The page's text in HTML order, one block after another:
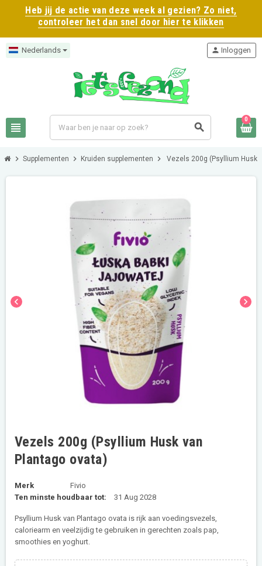
Heb jij de actie van deze week al gezien? Zo niet,
controleer het dan snel door hier te klikken
Nederlands
view_headline search
person Inloggen
0
chevron_right Supplementen chevron_right Kruiden supplementen chevron_right Vezels 200g (Psyllium Husk
chevron_left chevron_right
Vezels 200g (Psyllium Husk van
Plantago ovata)
Merk
Fivio
Ten minste houdbaar tot:
31 Aug 2028
Psyllium Husk van Plantago ovata is rijk aan voedingsvezels,
caloriearm en veelzijdig te gebruiken in gerechten zoals pap,
smoothies en yoghurt.